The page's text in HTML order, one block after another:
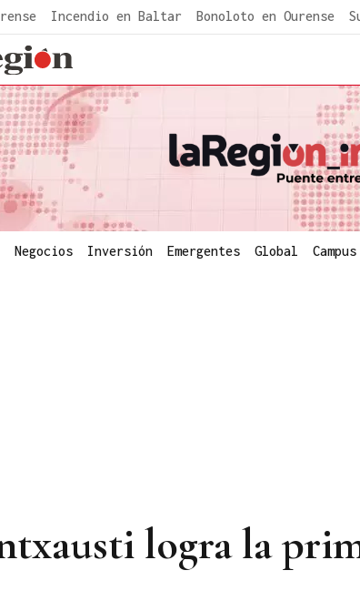
Incendio en Baltar Bonoloto en Ourense
Negocios Inversión Emergentes Global Campus
logra la